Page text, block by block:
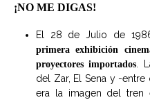
¡NO ME DIGAS!
El 28 de Julio de
primera exhibición
proyectores importados.
del Zar, El Sena y -
era la imagen del tren